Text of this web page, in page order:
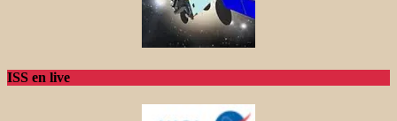
ISS en live